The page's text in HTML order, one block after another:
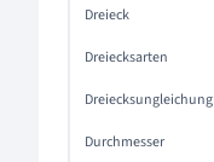
Dreieck
Dreiecksarten
Dreiecksungleichung
Durchmesser